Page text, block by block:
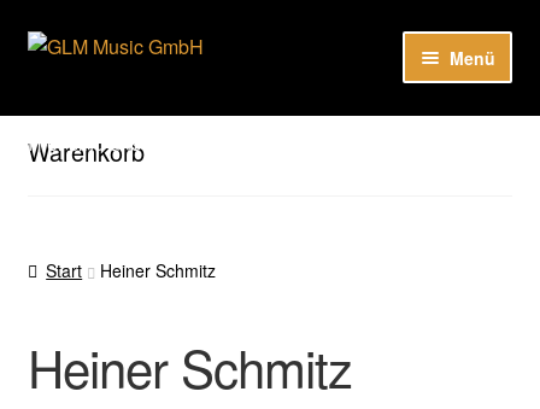
Hier sind unsere Neuigkeiten zu hören: Spotify
Zur
Zum
Menü
Unser Katalog
Warenkorb
Start Heiner Schmitz
Heiner Schmitz